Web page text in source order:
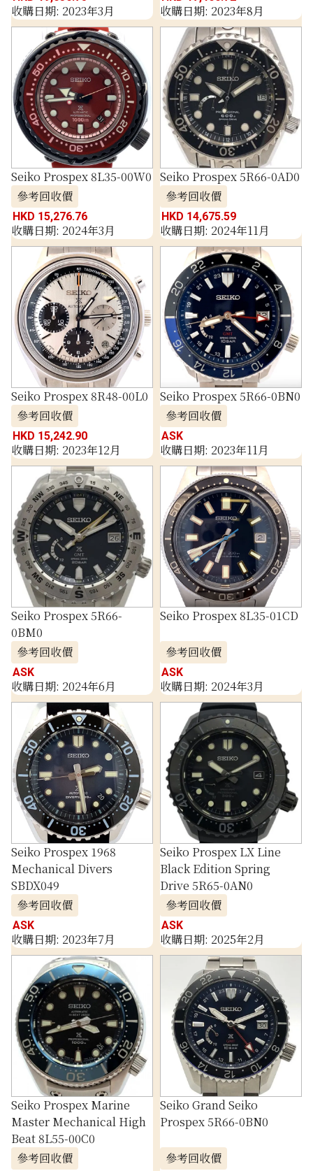
收購日期: 2023年3月 收購日期: 2023年8月
Seiko Prospex 8L35-00W0
參考回收價
HKD 15,276.76
收購日期: 2024年3月
Seiko Prospex 5R66-0AD0
參考回收價
HKD 14,675.59
收購日期: 2024年11月
Seiko Prospex 8R48-00L0
參考回收價
HKD 15,242.90
收購日期: 2023年12月
Seiko Prospex 5R66-0BN0
參考回收價
ASK
收購日期: 2023年11月
Seiko Prospex 5R66-
0BM0
參考回收價
ASK
收購日期: 2024年6月
Seiko Prospex 8L35-01CD
參考回收價
ASK
收購日期: 2024年3月
Seiko Prospex 1968
Mechanical Divers
SBDX049
參考回收價
ASK
收購日期: 2023年7月
Seiko Prospex LX Line
Black Edition Spring
Drive 5R65-0AN0
參考回收價
ASK
收購日期: 2025年2月
Seiko Prospex Marine
Master Mechanical High
Beat 8L55-00C0
參考回收價
Seiko Grand Seiko
Prospex 5R66-0BN0
參考回收價